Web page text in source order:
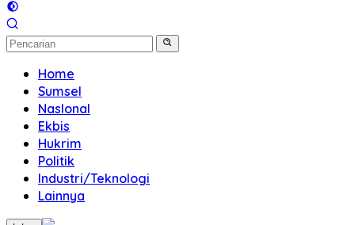
Home
Sumsel
NasIonal
Ekbis
Hukrim
Politik
Industri/Teknologi
Lainnya